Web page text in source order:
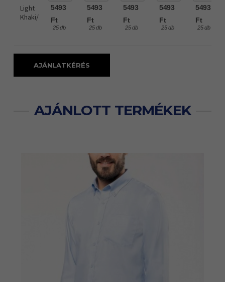
Light
Khaki/
5493
Ft
25 db
5493
Ft
25 db
5493
Ft
25 db
5493
Ft
25 db
5493
Ft
25 db
AJÁNLATKÉRÉS
AJÁNLOTT TERMÉKEK